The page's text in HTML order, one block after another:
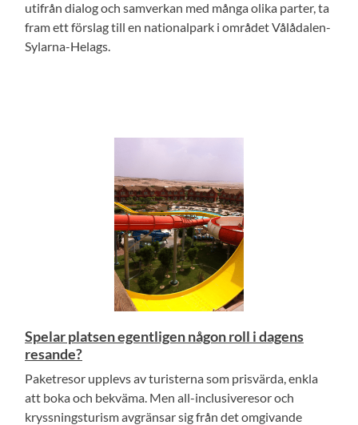
utifrån dialog och samverkan med många olika parter, ta
fram ett förslag till en nationalpark i området Vålådalen-
Sylarna-Helags.
Spelar platsen egentligen någon roll i dagens
resande?
Paketresor upplevs av turisterna som prisvärda, enkla
att boka och bekväma. Men all-inclusiveresor och
kryssningsturism avgränsar sig från det omgivande